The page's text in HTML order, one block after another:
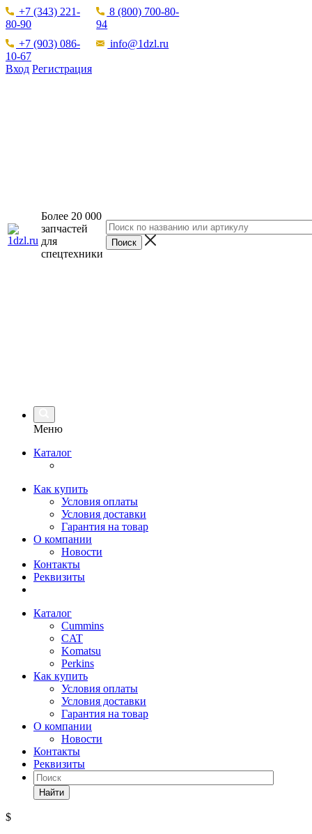
+7 (343) 221-
80-90
8 (800) 700-80-
94
+7 (903) 086-
10-67
info@1dzl.ru
Вход Регистрация
Более 20 000
запчастей
для
спецтехники
Меню
Каталог
Как купить
Условия оплаты
Условия доставки
Гарантия на товар
О компании
Новости
Контакты
Реквизиты
Каталог
Cummins
CAT
Komatsu
Perkins
Как купить
Условия оплаты
Условия доставки
Гарантия на товар
О компании
Новости
Контакты
Реквизиты
Найти
$